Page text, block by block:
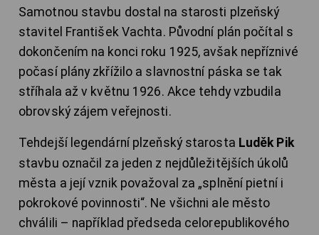
Samotnou stavbu dostal na starosti plzeňský
stavitel František Vachta. Původní plán počítal s
dokončením na konci roku 1925, avšak nepříznivé
počasí plány zkřížilo a slavnostní páska se tak
stříhala až v květnu 1926. Akce tehdy vzbudila
obrovský zájem veřejnosti.
Tehdejší legendární plzeňský starosta Luděk Pik
stavbu označil za jeden z nejdůležitějších úkolů
města a její vznik považoval za „splnění pietní i
pokrokové povinnosti“. Ne všichni ale město
chválili – například předseda celorepublikového